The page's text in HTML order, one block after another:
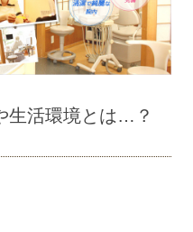
生活環境とは…？